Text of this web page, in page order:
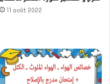
11 août 2022